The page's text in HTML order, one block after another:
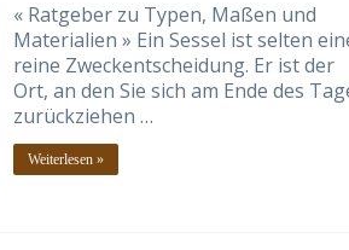
« Ratgeber zu Typen, Maßen und
Materialien » Ein Sessel ist selten
reine Zweckentscheidung. Er ist der
Ort, an den Sie sich am Ende des
zurückziehen …
Weiterlesen »